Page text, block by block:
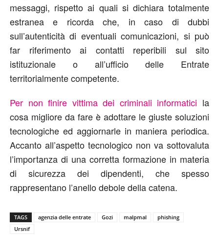
messaggi, rispetto ai quali si dichiara totalmente
estranea e ricorda che, in caso di dubbi
sull’autenticità di eventuali comunicazioni, si può
far riferimento ai contatti reperibili sul sito
istituzionale o all’ufficio delle Entrate
territorialmente competente.
Per non finire vittima dei criminali informatici la
cosa migliore da fare è adottare le giuste soluzioni
tecnologiche ed aggiornarle in maniera periodica.
Accanto all’aspetto tecnologico non va sottovaluta
l’importanza di una corretta formazione in materia
di sicurezza dei dipendenti, che spesso
rappresentano l’anello debole della catena.
TAGS agenzia delle entrate Gozi malpmal
phishing
Ursnif